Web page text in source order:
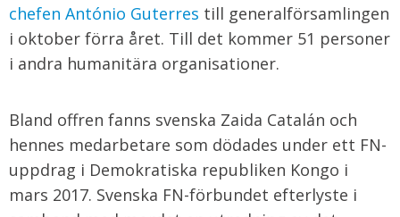
chefen António Guterres till generalförsamlingen
i oktober förra året. Till det kommer 51 personer
i andra humanitära organisationer.
Bland offren fanns svenska Zaida Catalán och
hennes medarbetare som dödades under ett FN-
uppdrag i Demokratiska republiken Kongo i
mars 2017. Svenska FN-förbundet efterlyste i